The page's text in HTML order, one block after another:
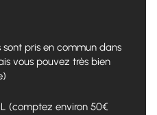
sont pris en commun dans
vous pouvez très bien
(comptez environ 50€